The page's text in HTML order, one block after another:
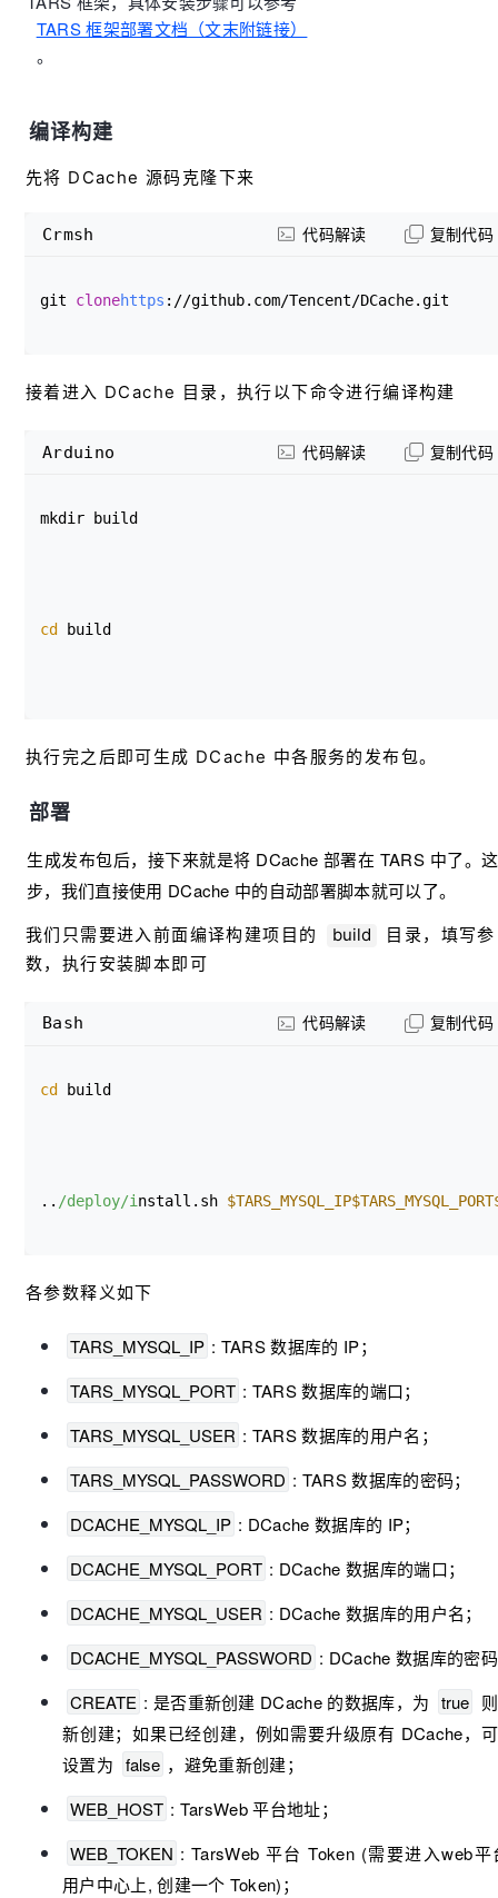
TARS 框架部署文档（文末附链接）
。
编译构建
先将 DCache 源码克隆下来
git clonehttps ://github.com/Tencent/DCache.git
Crmsh 代码解读 复制代码
接着进入 DCache 目录，执行以下命令进行编译构建
mkdir build
cd build
make
make release
Arduino 代码解读 复制代码
执行完之后即可生成 DCache 中各服务的发布包。
部署
生成发布包后，接下来就是将 DCache 部署在 TARS 中了。
步，我们直接使用 DCache 中的自动部署脚本就可以了。
我们只需要进入前面编译构建项目的 build
目录，填写参
数，执行安装脚本即可
cd build
.. /deploy/i nstall.sh $TARS_MYSQL_IP$TARS_MYSQL_PORT
Bash 代码解读 复制代码
各参数释义如下
TARS_MYSQL_IP : TARS 数据库的 IP；
TARS_MYSQL_PORT : TARS 数据库的端口；
TARS_MYSQL_USER : TARS 数据库的用户名；
TARS_MYSQL_PASSWORD : TARS 数据库的密码；
DCACHE_MYSQL_IP : DCache 数据库的 IP；
DCACHE_MYSQL_PORT : DCache 数据库的端口；
DCACHE_MYSQL_USER : DCache 数据库的用户名；
DCACHE_MYSQL_PASSWORD : DCache 数据库的密
CREATE : 是否重新创建 DCache 的数据库，为 true
新创建；如果已经创建，例如需要升级原有 DCache，
设置为 false ，避免重新创建；
WEB_HOST : TarsWeb 平台地址；
WEB_TOKEN : TarsWeb 平台 Token (需要进入web平
用户中心上, 创建一个 Token)；